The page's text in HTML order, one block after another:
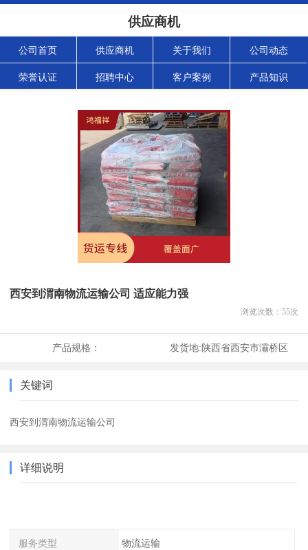
供应商机
公司首页 供应商机 关于我们 公司动态
荣誉认证 招聘中心 客户案例 产品知识
西安到渭南物流运输公司 适应能力强
浏览次数： 55次
产品规格： 发货地:陕西省西安市灞桥区
关键词
西安到渭南物流运输公司
详细说明
服务类型 物流运输